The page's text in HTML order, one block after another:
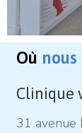
Où
Clinique
31 avenue